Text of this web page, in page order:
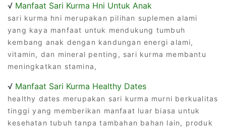
√ Manfaat Sari Kurma Hni Untuk Anak
sari kurma hni merupakan pilihan suplemen alami
yang kaya manfaat untuk mendukung tumbuh
kembang anak dengan kandungan energi alami,
vitamin, dan mineral penting, sari kurma membantu
meningkatkan stamina,
√ Manfaat Sari Kurma Healthy Dates
healthy dates merupakan sari kurma murni berkualitas
tinggi yang memberikan manfaat luar biasa untuk
kesehatan tubuh tanpa tambahan bahan lain, produk